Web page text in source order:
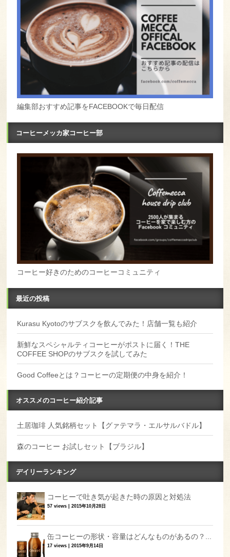
編集部おすすめ記事をFACEBOOKで毎日配信
コーヒーメッカ家コーヒー部
コーヒー好きのためのコーヒーコミュニティ
最近の投稿
Kurasu Kyotoのサブスクを飲んでみた！店舗一覧も紹介
新鮮なスペシャルティコーヒーがポストに届く！THE
COFFEE SHOPのサブスクを試してみた
Good Coffeeとは？コーヒーの定期便の中身を紹介！
オススメのコーヒー紹介記事
土居珈琲 人気銘柄セット【グァテマラ・エルサルバドル】
森のコーヒー お試しセット【ブラジル】
デイリーランキング
コーヒーで吐き気が起きた時の原因と対処法
57 views |2015年10月28日
缶コーヒーの形状・容量はどんなものがあるの？...
17 views |2015年9月14日